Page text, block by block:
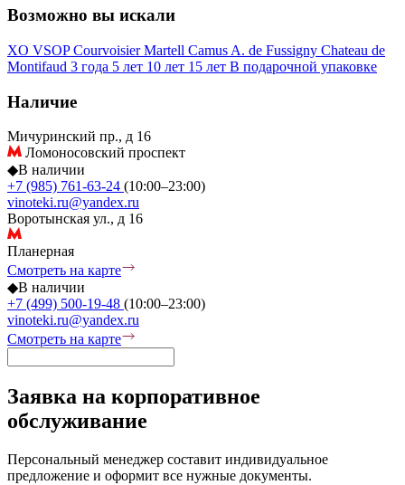
Возможно вы искали
XO VSOPCourvoisierMartell Camus A. de Fussigny Chateau de
Montifaud 3 года 5 лет 10 лет 15 лет В подарочной упаковке
Наличие
Мичуринский пр., д 16
Ломоносовский проспект
◆В наличии
+7 (985) 761-63-24 (10:00–23:00)
vinoteki.ru@yandex.ru
Воротынская ул., д 16
Планерная
Смотреть на карте
◆В наличии
+7 (499) 500-19-48 (10:00–23:00)
vinoteki.ru@yandex.ru
Смотреть на карте
Заявка на корпоративное
обслуживание
Персональный менеджер составит индивидуальное
предложение и оформит все нужные документы.